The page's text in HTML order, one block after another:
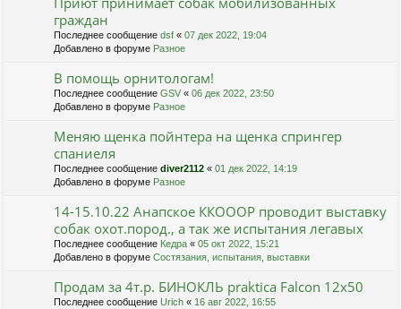
граждан
Последнее сообщение dsf « 07 дек 2022, 19:04
Добавлено в форуме Разное
В помощь орнитологам!
Последнее сообщение GSV « 06 дек 2022, 23:50
Добавлено в форуме Разное
Меняю щенка пойнтера на щенка спрингер
спаниеля
Последнее сообщение diver2112 « 01 дек 2022, 14:19
Добавлено в форуме Разное
14-15.10.22 Анапское ККОООР проводит выставку
собак охот.пород., а так же испытания легавых
Последнее сообщение Кедра « 05 окт 2022, 15:21
Добавлено в форуме Состязания, испытания, выставки
Продам за 4т.р. БИНОКЛЬ praktica Falcon 12х50
Последнее сообщение Urich « 16 авг 2022, 16:55